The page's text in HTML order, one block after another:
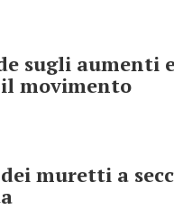
sugli aumenti
movimento
muretti a